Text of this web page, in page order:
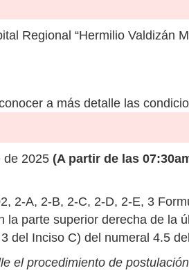
Regional “Hermilio Valdizán
a más detalle las
de 2025 (A partir de las
2-A, 2-B, 2-C, 2-D, 2-E, 3
la parte superior derecha de la
del Inciso C) del numeral 4.5
el procedimiento de